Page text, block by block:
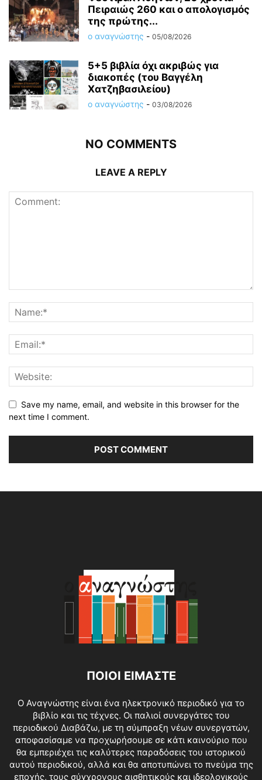
Πειραιώς 260 και ο απολογισμός
της πρώτης...
ο αναγνώστης - 05/08/2026
5+5 βιβλία όχι ακριβώς για
διακοπές (του Βαγγέλη
Χατζηβασιλείου)
ο αναγνώστης - 03/08/2026
NO COMMENTS
LEAVE A REPLY
Save my name, email, and website in this browser for the
next time I comment.
ΠΟΙΟΙ ΕΙΜΑΣΤΕ
O Αναγνώστης είναι ένα ηλεκτρονικό περιοδικό για το
βιβλίο και τις τέχνες. Οι παλιοί συνεργάτες του
περιοδικού Διαβάζω, με τη σύμπραξη νέων συνεργατών,
αποφασίσαμε να προχωρήσουμε σε κάτι καινούριο που
θα εμπεριέχει τις καλύτερες παραδόσεις του ιστορικού
αυτού περιοδικού, αλλά και θα αποτυπώνει το πνεύμα της
εποχής, τους σύγχρονους αισθητικούς και ιδεολογικούς